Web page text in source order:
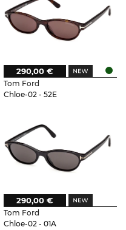
Tom Ford
Chloe-02 - 52E
290,00 €
Tom Ford
Chloe-02 - 01A
290,00 €